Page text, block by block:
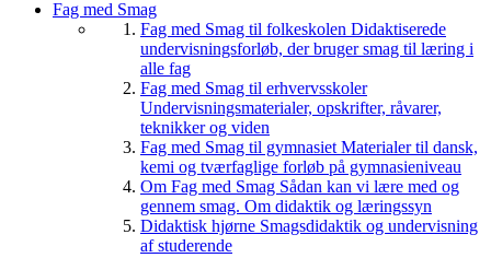
Fag med Smag
Fag med Smag til folkeskolen Didaktiserede
undervisningsforløb, der bruger smag til læring i
alle fag
Fag med Smag til erhvervsskoler
Undervisningsmaterialer, opskrifter, råvarer,
teknikker og viden
Fag med Smag til gymnasiet Materialer til dansk,
kemi og tværfaglige forløb på gymnasieniveau
Om Fag med Smag Sådan kan vi lære med og
gennem smag. Om didaktik og læringssyn
Didaktisk hjørne Smagsdidaktik og undervisning
af studerende